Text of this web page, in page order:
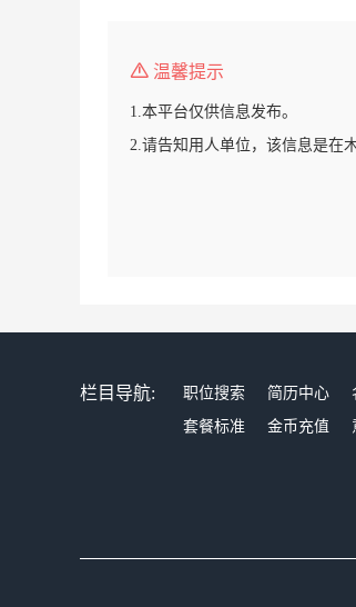
温馨提示
1.本平台仅供信息发布。
2.请告知用人单位，该信息是在
栏目导航: 职位搜索 简历中心
套餐标准
金币充值